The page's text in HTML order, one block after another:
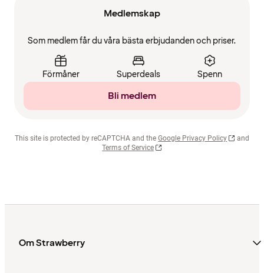
Medlemskap
Som medlem får du våra bästa erbjudanden och priser.
Förmåner Superdeals Spenn
Bli medlem
This site is protected by reCAPTCHA and the Google Privacy Policy
and
Terms of Service
Om Strawberry